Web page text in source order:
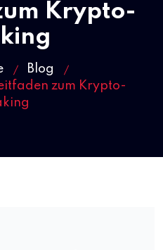
Krypto-
Blog
zum Krypto-